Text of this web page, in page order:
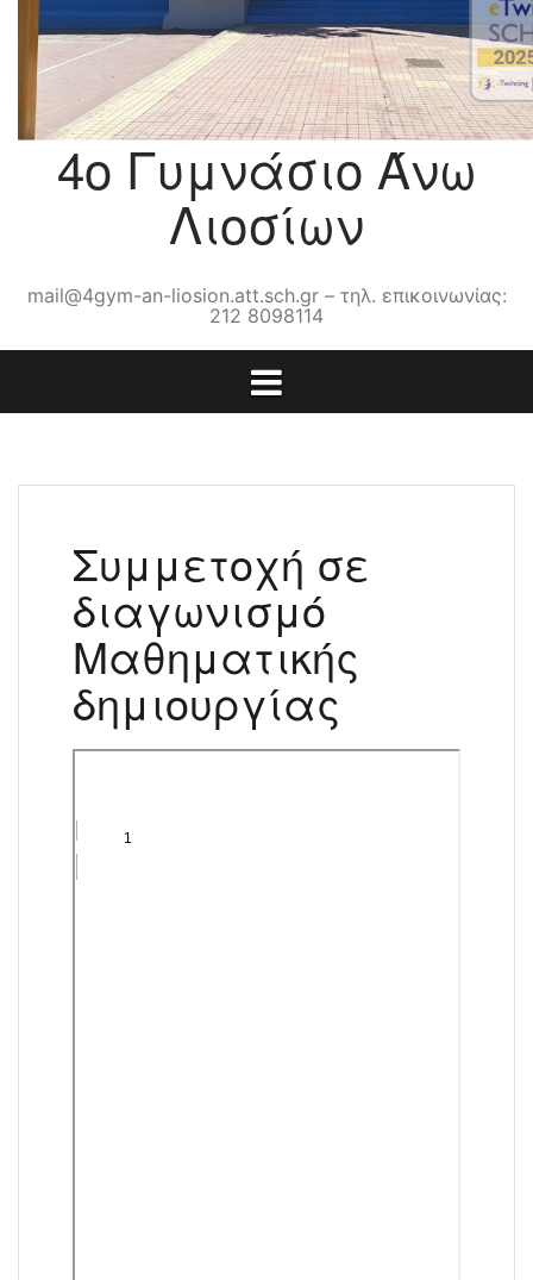
4ο Γυμνάσιο Άνω
Λιοσίων
mail@4gym-an-liosion.att.sch.gr – τηλ. επικοινωνίας:
212 8098114
Συμμετοχή σε
διαγωνισμό
Μαθηματικής
δημιουργίας